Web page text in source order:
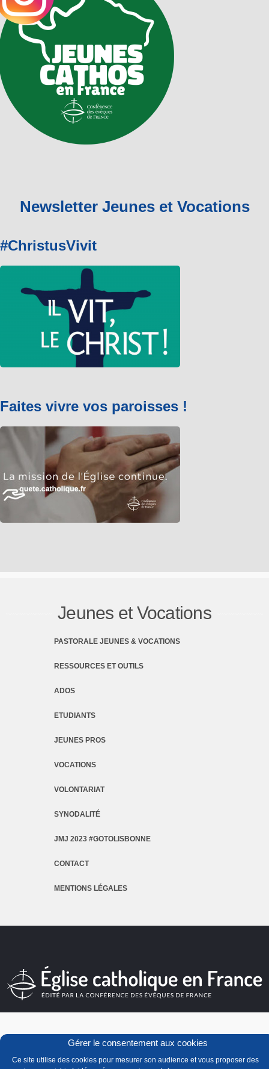
Gérer le consentement aux cookies
Ce site utilise des cookies pour mesurer son audience et vous proposer des
Newsletter Jeunes et Vocations
#ChristusVivit
Faites vivre vos paroisses !
Jeunes et Vocations
PASTORALE JEUNES & VOCATIONS
RESSOURCES ET OUTILS
ADOS
ETUDIANTS
JEUNES PROS
VOCATIONS
VOLONTARIAT
SYNODALITÉ
JMJ 2023 #GOTOLISBONNE
CONTACT
MENTIONS LÉGALES